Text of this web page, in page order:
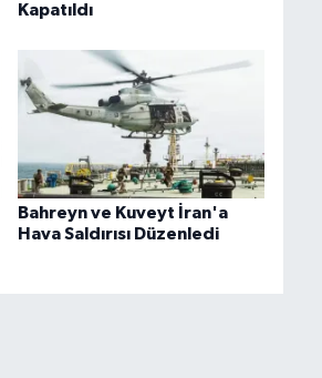
Kapatıldı
Bahreyn ve Kuveyt İran'a
Hava Saldırısı Düzenledi